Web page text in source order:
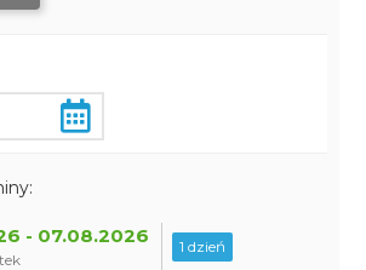
- 07.08.2026 1 dzień